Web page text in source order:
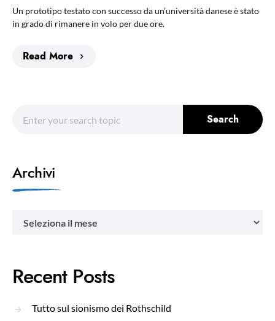
Un prototipo testato con successo da un’università danese è stato
in grado di rimanere in volo per due ore.
Read More
Search
Archivi
Recent Posts
Tutto sul sionismo dei Rothschild